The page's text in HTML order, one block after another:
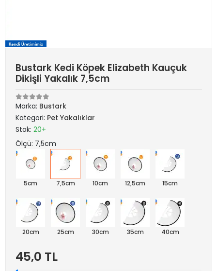
Bustark Kedi Köpek Elizabeth Kauçuk
Dikişli Yakalık 7,5cm
Marka: Bustark
Kategori: Pet Yakalıklar
Stok: 20+
Ölçü: 7,5cm
5cm 7,5cm 10cm 12,5cm 15cm
20cm 25cm 30cm 35cm 40cm
45,0 TL